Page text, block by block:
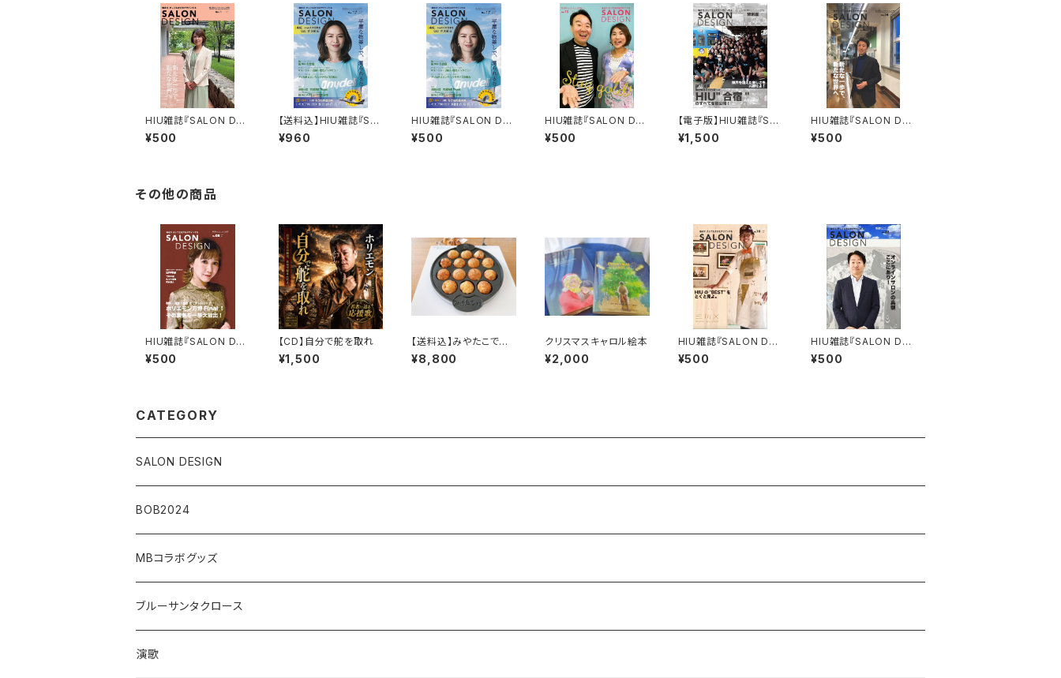
HIU雑誌『SALON DES
IGN』vol.16（電子版）
¥500
【送料込】HIU雑誌『SA
LON DESIGN』vol.17
（紙版）
¥960
HIU雑誌『SALON DES
IGN』vol.17（電子版）
¥500
HIU雑誌『SALON DES
IGN』vol.15（電子版）
¥500
【電子版】HIU雑誌『SA
LON DESIGN』合宿特
別版
¥1,500
HIU雑誌『SALON DES
IGN』vol.14（電子版）
¥500
その他の商品
HIU雑誌『SALON DES
IGN』vol.8（電子版）
¥500
【CD】自分で舵を取れ
¥1,500
【送料込】みやたこです。
のたこ焼き器
¥8,800
クリスマスキャロル絵本
¥2,000
HIU雑誌『SALON DES
IGN』vol.10（電子版）
¥500
HIU雑誌『SALON DES
IGN』vol.12（電子版）
¥500
CATEGORY
SALON DESIGN
BOB2024
MBコラボグッズ
ブルーサンタクロース
演歌